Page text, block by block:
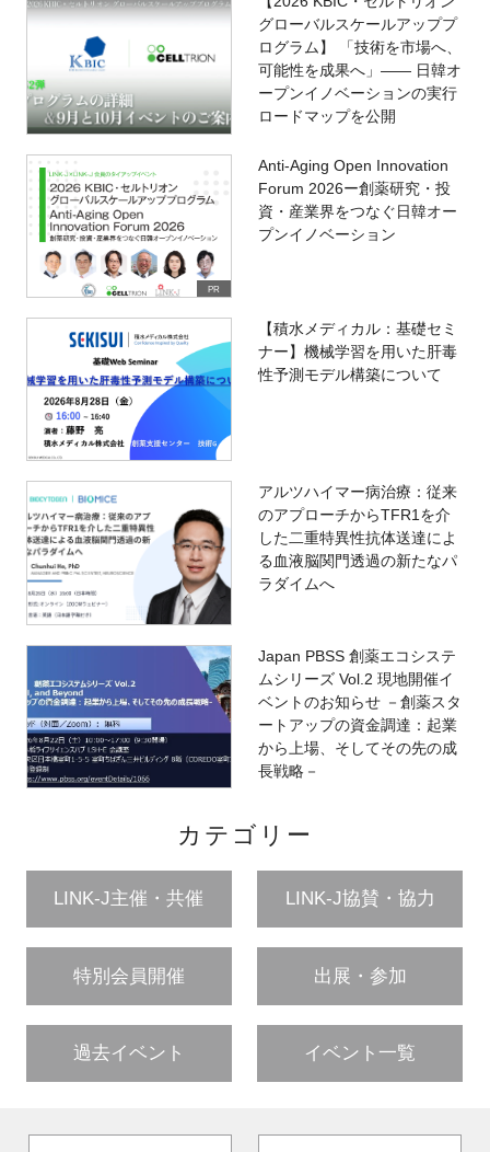
グローバルスケールアッププ
ログラム】 「技術を市場へ、
可能性を成果へ」―― 日韓オ
ープンイノベーションの実行
ロードマップを公開
PR
Anti-Aging Open Innovation
Forum 2026ー創薬研究・投
資・産業界をつなぐ日韓オー
プンイノベーション
【積水メディカル：基礎セミ
ナー】機械学習を用いた肝毒
性予測モデル構築について
アルツハイマー病治療：従来
のアプローチからTFR1を介
した二重特異性抗体送達によ
る血液脳関門透過の新たなパ
ラダイムへ
Japan PBSS 創薬エコシステ
ムシリーズ Vol.2 現地開催イ
ベントのお知らせ －創薬スタ
ートアップの資金調達：起業
から上場、そしてその先の成
長戦略－
カテゴリー
LINK-J主催・共催 LINK-J協賛・協力
特別会員開催 出展・参加
過去イベント イベント一覧